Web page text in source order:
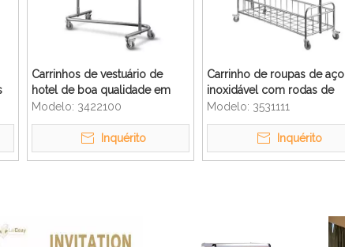
Carrinhos de vestuário de
hotel de boa qualidade em
aço inoxidável com rodas
Modelo: 3422100
Inquérito
Carrinho de roupas de aço
inoxidável com rodas de
limpeza para hotel
Modelo: 3531111
Inquérito